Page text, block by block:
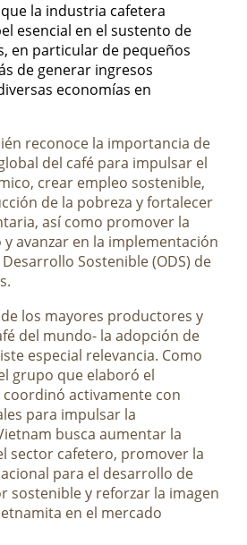
la industria cafetera
esencial en el sustento de
en particular de pequeños
de generar ingresos
economías en
reconoce la importancia de
del café para impulsar el
crear empleo sostenible,
de la pobreza y fortalecer
así como promover la
avanzar en la implementación
Sostenible (ODS) de
los mayores productores y
del mundo- la adopción de
especial relevancia. Como
grupo que elaboró el
activamente con
para impulsar la
busca aumentar la
sector cafetero, promover la
para el desarrollo de
sostenible y reforzar la imagen
en el mercado